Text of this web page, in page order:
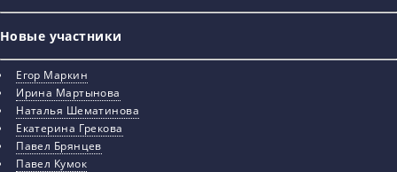
Новые участники
Егор Маркин
Ирина Мартынова
Наталья Шематинова
Екатерина Грекова
Павел Брянцев
Павел Кумок